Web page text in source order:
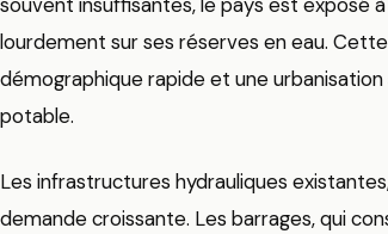
lourdement sur ses réserves en eau.
démographique rapide et une
potable.
Les infrastructures hydrauliques
demande croissante. Les barrages, qui